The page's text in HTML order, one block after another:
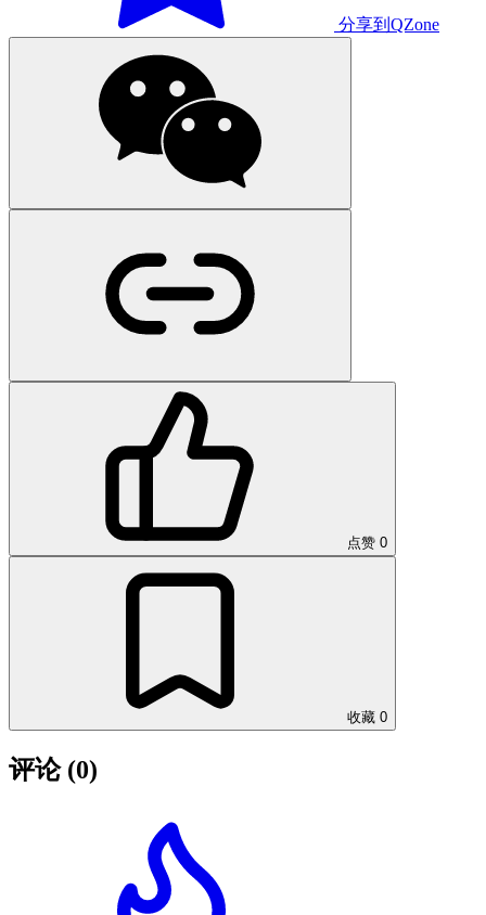
分享到QZone
点赞 0
收藏 0
评论 (0)